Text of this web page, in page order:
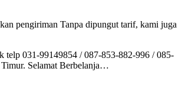
pengiriman Tanpa dipungut tarif, kami juga
telp 031-99149854 / 087-853-882-996 / 085-
Selamat Berbelanja…